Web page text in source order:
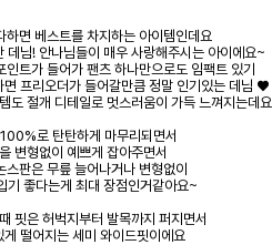
하면 베스트를 차지하는 아이템인데요
데님! 안나님들이 매우 사랑해주시는 아이에요~
인트가 들어가 팬츠 하나만으로도 임팩트 있기
면 프리오더가 들어갈만큼 정말 인기있는 데님 ♥
도 절개 디테일로 멋스러움이 가득 느껴지는데요
로 탄탄하게 마무리되면서
변형없이 예쁘게 잡아주면서
스판은 무릎 늘어나거나 변형없이
기 좋다는게 최대 장점인거같아요~
핏은 허벅지부터 발목까지 퍼지면서
게 떨어지는 세미 와이드핏이에요